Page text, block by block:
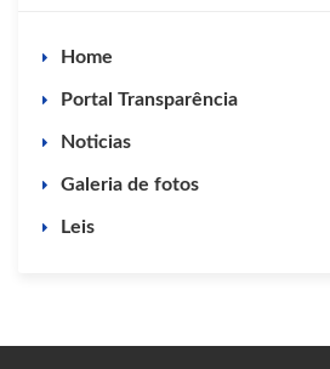
Home
Portal Transparência
Noticias
Galeria de fotos
Leis